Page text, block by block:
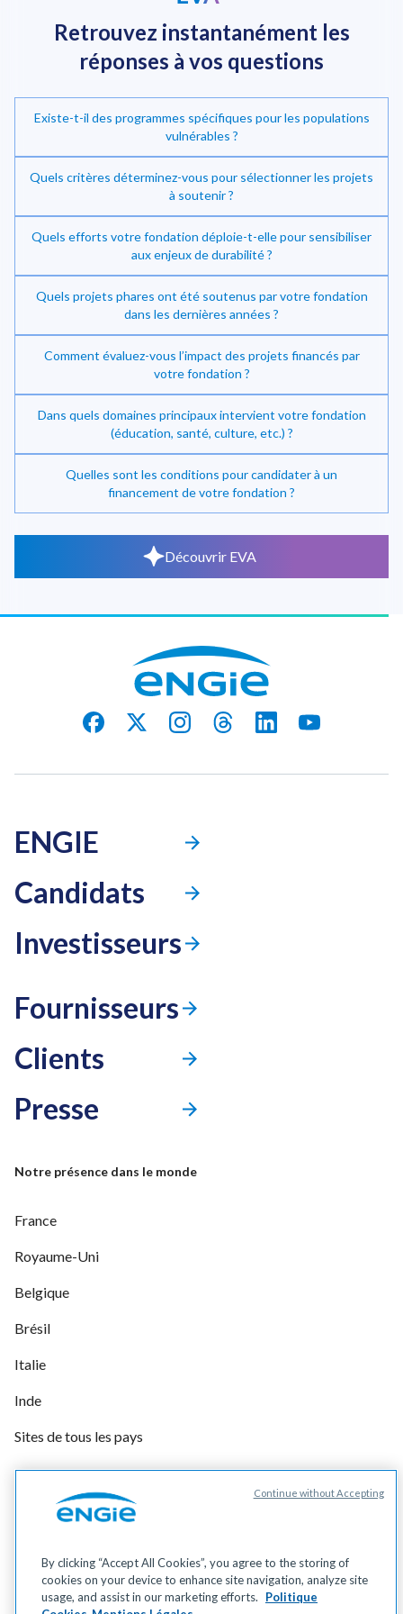
Investir dans la transition énergétique
Retrouvez instantanément les
réponses à vos questions
Existe-t-il des programmes spécifiques pour les populations
vulnérables ?
Quels critères déterminez-vous pour sélectionner les projets
à soutenir ?
Quels efforts votre fondation déploie-t-elle pour sensibiliser
aux enjeux de durabilité ?
Quels projets phares ont été soutenus par votre fondation
dans les dernières années ?
Comment évaluez-vous l’impact des projets financés par
votre fondation ?
Dans quels domaines principaux intervient votre fondation
(éducation, santé, culture, etc.) ?
Quelles sont les conditions pour candidater à un
financement de votre fondation ?
Découvrir EVA
ENGIE
Candidats
Investisseurs
Fournisseurs
Clients
Presse
Notre présence dans le monde
France
Royaume-Uni
Belgique
Brésil
Italie
Inde
Sites de tous les pays
Gérer vos cookies
Données personnelles
Mentions légales
Accessibilité
By clicking “Accept All Cookies”, you agree to the storing of
cookies on your device to enhance site navigation, analyze site
usage, and assist in our marketing efforts.
Politique
Continue without Accepting